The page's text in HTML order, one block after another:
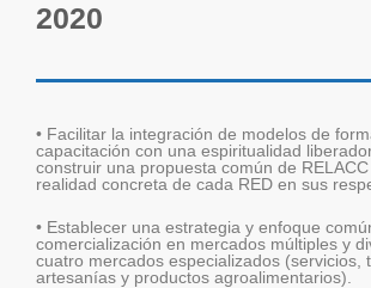
2020
• Facilitar la integración de modelos de
capacitación con una espiritualidad
construir una propuesta común de
realidad concreta de cada RED en sus
• Establecer una estrategia y enfoque
comercialización en mercados múltiples y
cuatro mercados especializados (servicios,
artesanías y productos agroalimentarios).